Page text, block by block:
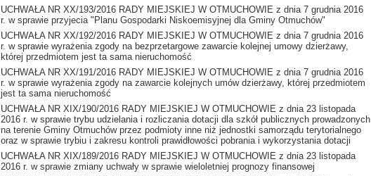
UCHWAŁA NR XX/193/2016 RADY MIEJSKIEJ W OTMUCHOWIE z dnia 7 grudnia 2016
r. w sprawie przyjecia "Planu Gospodarki Niskoemisyjnej dla Gminy Otmuchów"
UCHWAŁA NR XX/192/2016 RADY MIEJSKIEJ W OTMUCHOWIE z dnia 7 grudnia 2016
r. w sprawie wyrażenia zgody na bezprzetargowe zawarcie kolejnej umowy dzierżawy,
której przedmiotem jest ta sama nieruchomość
UCHWAŁA NR XX/191/2016 RADY MIEJSKIEJ W OTMUCHOWIE z dnia 7 grudnia 2016
r. w sprawie wyrażenia zgody na zawarcie kolejnych umów dzierżawy, której przedmiotem
jest ta sama nieruchomość
UCHWAŁA NR XIX/190/2016 RADY MIEJSKIEJ W OTMUCHOWIE z dnia 23 listopada
2016 r. w sprawie trybu udzielania i rozliczania dotacji dla szkół publicznych prowadzonych
na terenie Gminy Otmuchów przez podmioty inne niż jednostki samorządu terytorialnego
oraz w sprawie trybiu i zakresu kontroli prawidłowości pobrania i wykorzystania dotacji
UCHWAŁA NR XIX/189/2016 RADY MIEJSKIEJ W OTMUCHOWIE z dnia 23 listopada
2016 r. w sprawie zmiany uchwały w sprawie wieloletniej prognozy finansowej